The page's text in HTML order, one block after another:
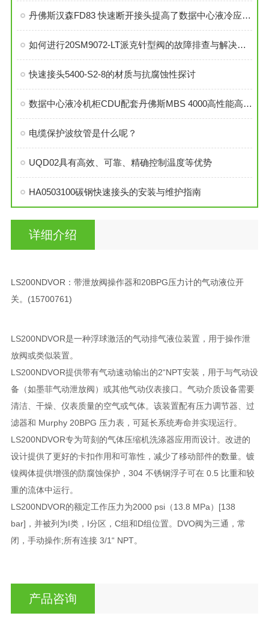
丹佛斯汉森FD83 快速断开接头提高了数据中心液冷应用的效率
如何进行20SM9072-LT派克针型阀的故障排查与解决措施？
快速接头5400-S2-8的材质与抗腐蚀性探讨
数据中心液冷机柜CDU配套丹佛斯MBS 4000高性能高精度压力传感器
电缆保护波纹管是什么呢？
UQD02具有高效、可靠、精确控制温度等优势
HA0503100碳钢快速接头的安装与维护指南
详细介绍
LS200NDVOR：带泄放阀操作器和20BPG压力计的气动液位开
关。(15700761)
LS200NDVOR是一种浮球激活的气动排气液位装置，用于操作泄
放阀或类似装置。
LS200NDVOR提供带有气动速动输出的2“NPT安装，用于与气动设
备（如墨菲气动泄放阀）或其他气动仪表接口。气动介质设备需要
清洁、干燥、仪表质量的空气或气体。该装置配有压力调节器、过
滤器和 Murphy 20BPG 压力表，可延长系统寿命并实现运行。
LS200NDVOR专为苛刻的气体压缩机洗涤器应用而设计。改进的
设计提供了更好的卡扣作用和可靠性，减少了移动部件的数量。镀
镍阀体提供增强的防腐蚀保护，304 不锈钢浮子可在 0.5 比重和较
重的流体中运行。
LS200NDVOR的额定工作压力为2000 psi（13.8 MPa）[138
bar]，并被列为I类，I分区，C组和D组位置。DVO阀为三通，常
闭，手动操作;所有连接 3/1“ NPT。
产品咨询